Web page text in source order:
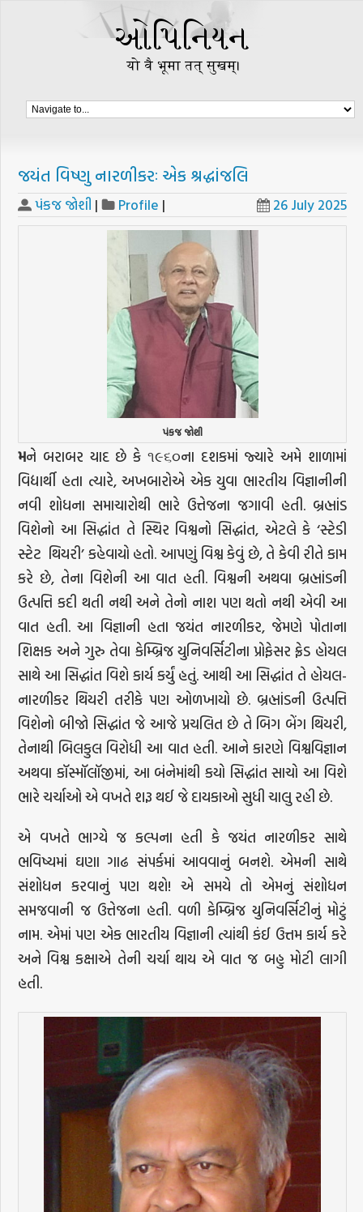
જયંત વિષ્ણુ નારળીકરઃ­ એક શ્રદ્ધાંજલિ
પંકજ જોશી | Profile | 26 July 2025
પંકજ જોશી
મને બરાબર યાદ છે કે ૧૯૬૦ના દશકમાં જ્યારે અમે શાળામાં
વિદ્યાર્થી હતા ત્યારે, અખબારોએ એક યુવા ભારતીય વિજ્ઞાનીની
નવી શોધના સમાચારોથી ભારે ઉત્તેજના જગાવી હતી. બ્રહ્માંડ
વિશેનો આ સિદ્ધાંત તે સ્થિર વિશ્વનો સિદ્ધાંત, એટલે કે ‘સ્ટેડી
સ્ટેટ થિયરી’ કહેવાયો હતો. આપણું વિશ્વ કેવું છે, તે કેવી રીતે કામ
કરે છે, તેના વિશેની આ વાત હતી. વિશ્વની અથવા બ્રહ્માંડની
ઉત્પત્તિ કદી થતી નથી અને તેનો નાશ પણ થતો નથી એવી આ
વાત હતી. આ વિજ્ઞાની હતા જયંત નારળીકર, જેમણે પોતાના
શિક્ષક અને ગુરુ તેવા કેમ્બ્રિજ યુનિવર્સિટીના પ્રોફેસર ફ્રેડ હોયલ
સાથે આ સિદ્ધાંત વિશે કાર્ય કર્યું હતું. આથી આ સિદ્ધાંત તે હોયલ-
નારળીકર થિયરી તરીકે પણ ઓળખાયો છે. બ્રહ્માંડની ઉત્પત્તિ
વિશેનો બીજો સિદ્ધાંત જે આજે પ્રચલિત છે તે બિગ બેંગ થિયરી,
તેનાથી બિલકુલ વિરોધી આ વાત હતી. આને કારણે વિશ્વવિજ્ઞાન
અથવા કૉસ્મૉલૉજીમાં, આ બંનેમાંથી કયો સિદ્ધાંત સાચો આ વિશે
ભારે ચર્ચાઓ એ વખતે શરૂ થઈ જે દાયકાઓ સુધી ચાલુ રહી છે.
એ વખતે ભાગ્યે જ કલ્પના હતી કે જયંત નારળીકર સાથે
ભવિષ્યમાં ઘણા ગાઢ સંપર્કમાં આવવાનું બનશે. એમની સાથે
સંશોધન કરવાનું પણ થશે! એ સમયે તો એમનું સંશોધન
સમજવાની જ ઉત્તેજના હતી. વળી કેમ્બ્રિજ યુનિવર્સિટીનું મોટું
નામ. એમાં પણ એક ભારતીય વિજ્ઞાની ત્યાંથી કંઈ ઉત્તમ કાર્ય કરે
અને વિશ્વ કક્ષાએ તેની ચર્ચા થાય એ વાત જ બહુ મોટી લાગી
હતી.